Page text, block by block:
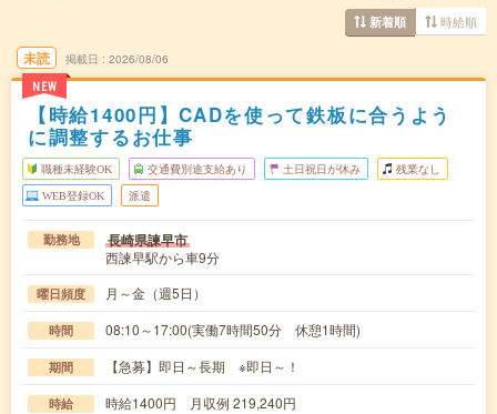
新着順 時給順
未読
NEW
掲載日 2026/08/06
【時給1400円】CADを使って鉄板に合うよう
に調整するお仕事
職種未経験OK 交通費別途支給あり 土日祝日が休み 残業なし
WEB登録OK 派遣
勤務地 長崎県諫早市
西諫早駅から車9分
曜日頻度 月～金（週5日）
時間 08:10～17:00(実働7時間50分 休憩1時間)
期間 【急募】即日～長期 ※即日～！
時給 時給1400円 月収例 219,240円